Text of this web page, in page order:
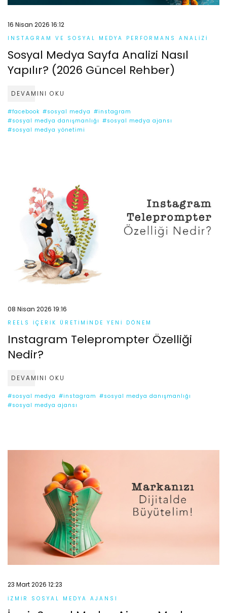
16 Nisan 2026 16:12
INSTAGRAM VE SOSYAL MEDYA PERFORMANS ANALIZI
Sosyal Medya Sayfa Analizi Nasıl
Yapılır? (2026 Güncel Rehber)
DEVAMINI OKU
#facebook #sosyal medya #instagram
#sosyal medya danışmanlığı #sosyal medya ajansı
#sosyal medya yönetimi
08 Nisan 2026 19:16
REELS İÇERIK ÜRETIMINDE YENI DÖNEM
Instagram Teleprompter Özelliği
Nedir?
DEVAMINI OKU
#sosyal medya #instagram #sosyal medya danışmanlığı
#sosyal medya ajansı
23 Mart 2026 12:23
İZMIR SOSYAL MEDYA AJANSI